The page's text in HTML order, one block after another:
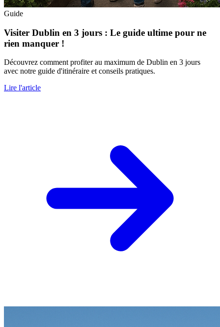
Guide
Visiter Dublin en 3 jours : Le guide ultime pour ne
rien manquer !
Découvrez comment profiter au maximum de Dublin en 3 jours
avec notre guide d'itinéraire et conseils pratiques.
Lire l'article